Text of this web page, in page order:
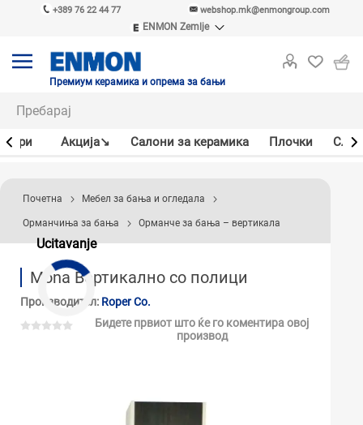
+389 76 22 44 77 webshop.mk@enmongroup.com
ENMON Zemlje
ENMON MKD
Премиум керамика и опрема за бањи
Акцијa↘ Салони за керамика Плочки
Ucitavanje
Почетна Мебел за бања и огледала
Орманчиња за бања Орманче за бања – вертикала
Mona Вертикално со полици
Производител: Roper Co.
Бидете првиот што ќе го коментира овој
производ